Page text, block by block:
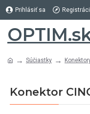
Prihlásiť sa
Súčiastky
Konektor